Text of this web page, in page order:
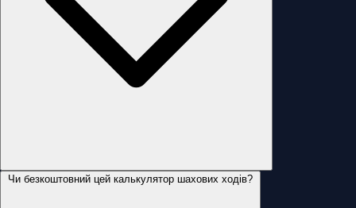
Чи безкоштовний цей калькулятор шахових ходів?